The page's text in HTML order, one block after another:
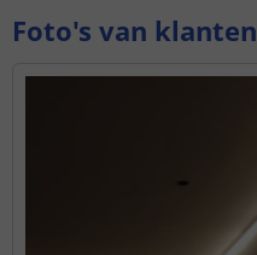
Foto's van klanten